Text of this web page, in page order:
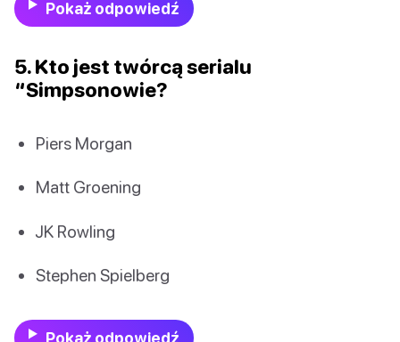
Pokaż odpowiedź
5. Kto jest twórcą serialu
“Simpsonowie?
Piers Morgan
Matt Groening
JK Rowling
Stephen Spielberg
Pokaż odpowiedź